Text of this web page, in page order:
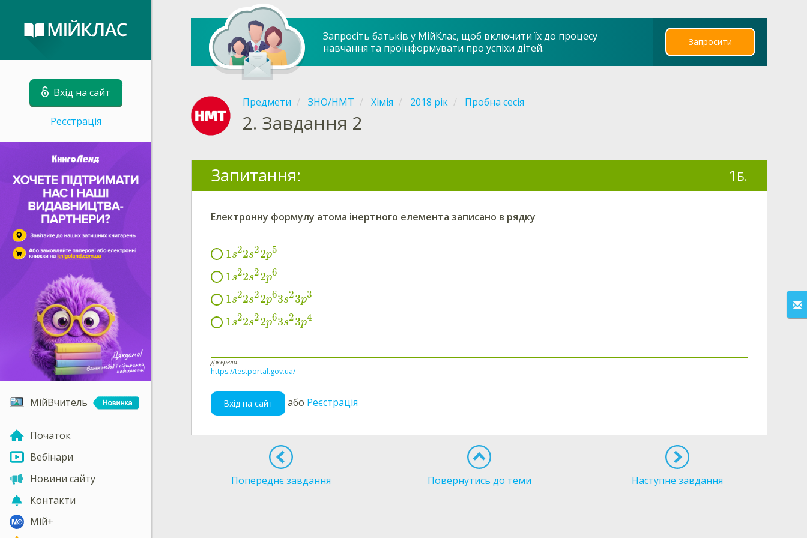
Вхід на сайт
Реєстрація
МійВчитель
Початок
Вебінари
Новини сайту
Контакти
Мій+
Запросіть батьків у МійКлас, щоб включити їх до процесу
навчання та проінформувати про успіхи дітей.
Запросити
Предмети ЗНО/НМТ Хімія 2018 рік Пробна сесія
2. Завдання 2
Запитання: 1 Б.
Електронну формулу атома інертного елемента записано в рядку
1s22s22p5
1s22s22p6
1s22s22p63s23p3
1s22s22p63s23p4
Джерела:
https://testportal.gov.ua/
Вхід на сайт або Реєстрація
Попереднє завдання Повернутись до теми Наступне завдання